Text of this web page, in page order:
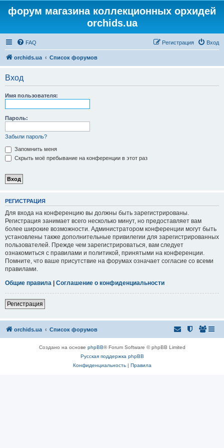
форум магазина коллекционных орхидей
orchids.ua
FAQ Вход
Регистрация
orchids.ua Список форумов
Вход
Имя пользователя:
Пароль:
Забыли пароль?
Запомнить меня
Скрыть моё пребывание на конференции в этот раз
РЕГИСТРАЦИЯ
Для входа на конференцию вы должны быть зарегистрированы.
Регистрация занимает всего несколько минут, но предоставляет вам
более широкие возможности. Администратором конференции могут быть
установлены также дополнительные привилегии для зарегистрированных
пользователей. Прежде чем зарегистрироваться, вам следует
ознакомиться с правилами и политикой, принятыми на конференции.
Помните, что ваше присутствие на форумах означает согласие со всеми
правилами.
Общие правила | Соглашение о конфиденциальности
Регистрация
orchids.ua Список форумов
Создано на основе phpBB® Forum Software © phpBB Limited
Русская поддержка phpBB
Конфиденциальность| Правила